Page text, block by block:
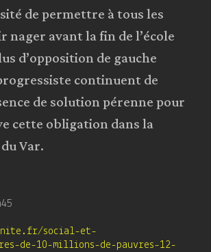
de permettre à tous les
nager avant la fin de l’école
d’opposition de gauche
continuent de
de solution pérenne pour
cette obligation dans la
Var.
social-et-
de-10-millions-de-pauvres-12-